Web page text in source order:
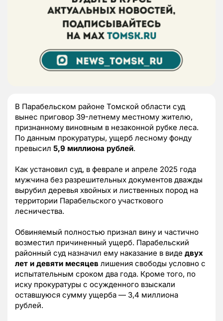
В Парабельском районе Томской области суд
вынес приговор 39-летнему местному жителю,
признанному виновным в незаконной рубке леса.
По данным прокуратуры, ущерб лесному фонду
превысил 5,9 миллиона рублей.
Как установил суд, в феврале и апреле 2025 года
мужчина без разрешительных документов дважды
вырубил деревья хвойных и лиственных пород на
территории Парабельского участкового
лесничества.
Обвиняемый полностью признал вину и частично
возместил причиненный ущерб. Парабельский
районный суд назначил ему наказание в виде двух
лет и девяти месяцев лишения свободы условно с
испытательным сроком два года. Кроме того, по
иску прокуратуры с осужденного взыскали
оставшуюся сумму ущерба — 3,4 миллиона
рублей.